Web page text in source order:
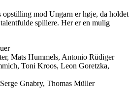
mod Ungarn er høje, da holdet
spillere. Her er en mulig
Mats Hummels, Antonio Rüdiger
Toni Kroos, Leon Goretzka,
Gnabry, Thomas Müller